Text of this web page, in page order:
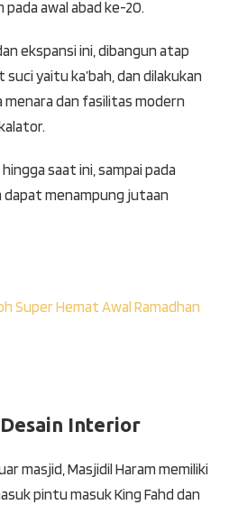
pada awal abad ke-20.
ekspansi ini, dibangun atap
yaitu ka’bah, dan dilakukan
menara dan fasilitas modern
saat ini, sampai pada
dapat menampung jutaan
Super Hemat Awal Ramadhan
Interior
masjid, Masjidil Haram memiliki
pintu masuk King Fahd dan